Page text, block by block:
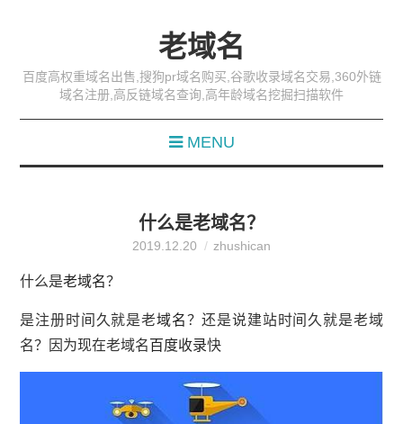
老域名
百度高权重域名出售,搜狗pr域名购买,谷歌收录域名交易,360外链
域名注册,高反链域名查询,高年龄域名挖掘扫描软件
MENU
什么是老域名？
2019.12.20 zhushican
什么是老域名？
是注册时间久就是老域名？还是说建站时间久就是老域
名？因为现在老域名百度收录快